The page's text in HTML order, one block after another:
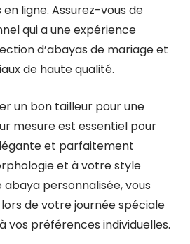
ligne. Assurez-vous de
qui a une expérience
d’abayas de mariage et
de haute qualité.
un bon tailleur pour une
mesure est essentiel pour
et parfaitement
et à votre style
personnalisée, vous
de votre journée spéciale
vos préférences individuelles.